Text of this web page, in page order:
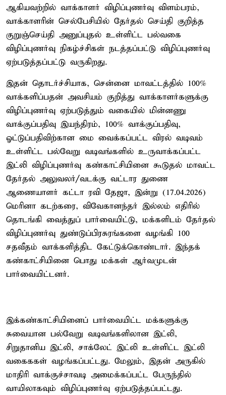
ஆகியவற்றில் வாக்காளர் விழிப்புணர்வு விளம்பரம்,
வாக்காளரின் செல்பேசியில் தேர்தல் செய்தி குறித்த
குறுஞ்செய்தி அனுப்புதல் உள்ளிட்ட பல்வகை
விழிப்புணர்வு நிகழ்ச்சிகள் நடத்தப்பட்டு விழிப்புணர்வு
ஏற்படுத்தப்பட்டு வருகிறது.
இதன் தொடர்ச்சியாக, சென்னை மாவட்டத்தில் 100%
வாக்களிப்பதன் அவசியம் குறித்து வாக்காளர்களுக்கு
விழிப்புணர்வு ஏற்படுத்தும் வகையில் மின்னணு
வாக்குப்பதிவு இயந்திரம், 100% வாக்குப்பதிவு,
ஓட்டுப்பதிவிற்கான மை வைக்கப்பட்ட விரல் வடிவம்
உள்ளிட்ட பல்வேறு வடிவங்களில் உருவாக்கப்பட்ட
இட்லி விழிப்புணர்வு கண்காட்சியினை கூடுதல் மாவட்ட
தேர்தல் அலுவலர்/வடக்கு வட்டார துணை
ஆணையாளர் கட்டா ரவி தேஜா, இன்று (17.04.2026)
மெரினா கடற்கரை, விவேகானந்தர் இல்லம் எதிரில்
தொடங்கி வைத்துப் பார்வையிட்டு, மக்களிடம் தேர்தல்
விழிப்புணர்வு துண்டுப்பிரசுரங்களை வழங்கி 100
சதவீதம் வாக்களித்திட கேட்டுக்கொண்டார். இந்தக்
கண்காட்சியினை பொது மக்கள் ஆர்வமுடன்
பார்வையிட்டனர்.
இக்கண்காட்சியினைப் பார்வையிட்ட மக்களுக்கு
சுவையான பல்வேறு வடிவங்களிலான இட்லி,
சிறுதானிய இட்லி, சாக்லேட் இட்லி உள்ளிட்ட இட்லி
வகைககள் வழங்கப்பட்டது. மேலும், இதன் அருகில்
மாதிரி வாக்குச்சாவடி அமைக்கப்பட்ட பேருந்தில்
வாயிலாகவும் விழிப்புணர்வு ஏற்படுத்தப்பட்டது.